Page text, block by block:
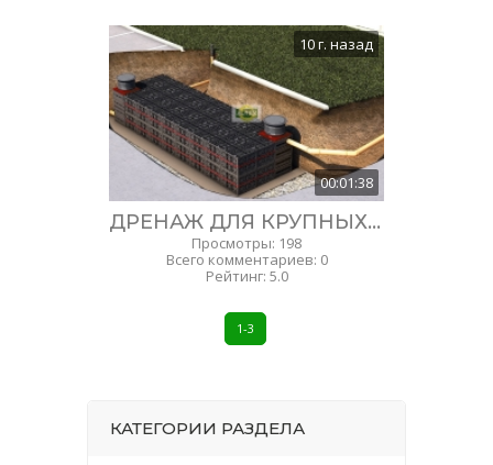
10 г. назад
00:01:38
ДРЕНАЖ ДЛЯ КРУПНЫХ ОБЪЕКТОВ С ПОМОЩЬЮ НОВОГО ДРЕНАЖНОГ БЛОКА ECOBLOC
Просмотры: 198
Всего комментариев: 0
Рейтинг: 5.0
1-3
КАТЕГОРИИ РАЗДЕЛА